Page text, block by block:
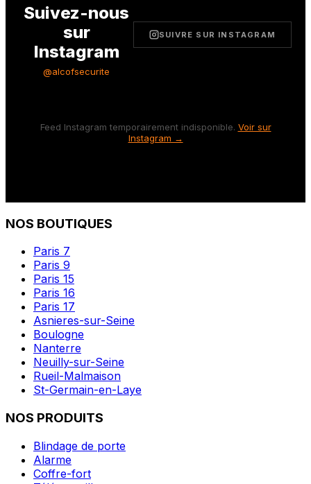
Suivez-nous
sur
Instagram
@alcofsecurite
SUIVRE SUR INSTAGRAM
Feed Instagram temporairement indisponible. Voir sur
Instagram →
NOS BOUTIQUES
Paris 7
Paris 9
Paris 15
Paris 16
Paris 17
Asnieres-sur-Seine
Boulogne
Nanterre
Neuilly-sur-Seine
Rueil-Malmaison
St-Germain-en-Laye
NOS PRODUITS
Blindage de porte
Alarme
Coffre-fort